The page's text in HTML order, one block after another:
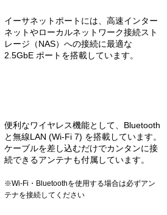
イーサネットポートには、高速インター
ネットやローカルネットワーク接続スト
レージ（NAS）への接続に最適な
2.5GbE ポートを搭載しています。
便利なワイヤレス機能として、Bluetooth
と無線LAN (Wi-Fi 7) を搭載しています。
ケーブルを差し込むだけでカンタンに接
続できるアンテナも付属しています。
※Wi-Fi・Bluetoothを使用する場合は必ずアン
テナを接続してください